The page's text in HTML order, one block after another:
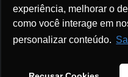
experiência, melhorar o
como você interage em
personalizar conteúdo.
No trânsito,
Para otimizar sua experiência
política de cookies e para
. Ao